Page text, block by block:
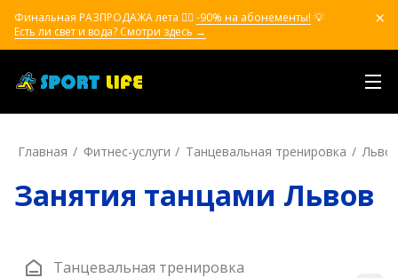
Финальная РАЗПРОДАЖА лета ❤️‍🔥 -90% на абонементы! 💡
Есть ли свет и вода? Смотри здесь →
Главная Фитнес-услуги Танцевальная тренировка
Занятия танцами Львов
Танцевальная тренировка